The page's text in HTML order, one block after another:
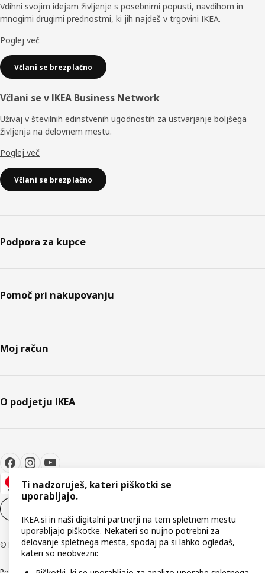
Vdihni svojim idejam življenje s posebnimi popusti, navdihom in
mnogimi drugimi prednostmi, ki jih najdeš v trgovini IKEA.
Poglej več
Včlani se brezplačno
Včlani se v IKEA Business Network
Uživaj v številnih edinstvenih ugodnostih za ustvarjanje boljšega
življenja na delovnem mestu.
Poglej več
Včlani se brezplačno
Podpora za kupce
Pomoč pri nakupovanju
Moj račun
O podjetju IKEA
© Inter IKEA Systems B.V. 1999–2026
Ti nadzoruješ, kateri piškotki se
uporabljajo.
IKEA.si in naši digitalni partnerji na tem spletnem mestu
uporabljajo piškotke. Nekateri so nujno potrebni za
delovanje spletnega mesta, spodaj pa si lahko ogledaš,
kateri so neobvezni: